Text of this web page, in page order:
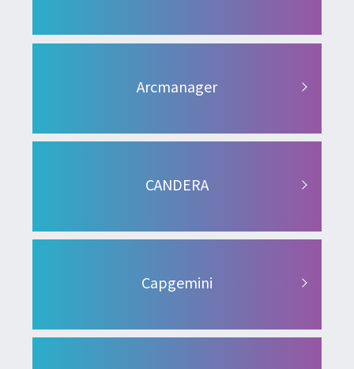
Arcmanager
CANDERA
Capgemini